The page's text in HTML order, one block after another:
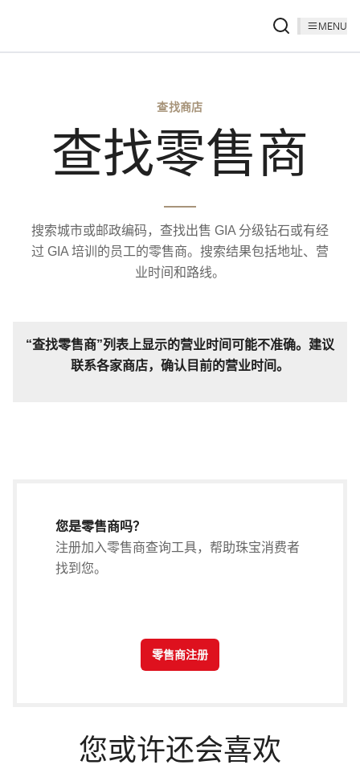
MENU
查找商店
查找零售商
搜索城市或邮政编码，查找出售 GIA 分级钻石或有经
过 GIA 培训的员工的零售商。搜索结果包括地址、营
业时间和路线。
“查找零售商”列表上显示的营业时间可能不准确。建议
联系各家商店，确认目前的营业时间。
您是零售商吗？
注册加入零售商查询工具，帮助珠宝消费者
找到您。
零售商注册
您或许还会喜欢